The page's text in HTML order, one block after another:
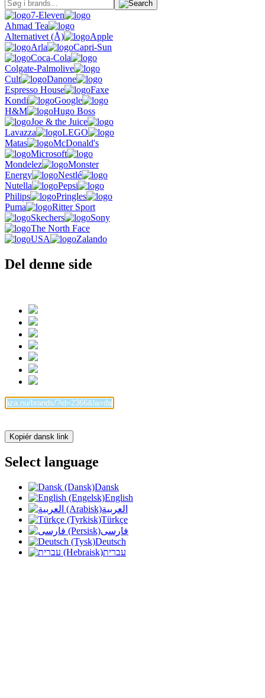
7-Eleven
Ahmad Tea
Alternativet (Å)
Apple
Arla
Capri-Sun
Coca-Cola
Colgate-Palmolive
Cult
Danone
Espresso House
Faxe
Kondi
Google
H&M
Hugo Boss
Joe & the Juice
Lavazza
LEGO
Matas
McDonald's
Microsoft
Mondelez
Monster
Energy
Nestlé
Nutella
Pepsi
Philips
Pringles
Puma
Ritter Sport
Skechers
Sony
The North Face
USA
Zalando
Del denne side
Kopiér dansk link
Select language
Dansk
English
العربية
Türkçe
فارسی
Deutsch
עברית